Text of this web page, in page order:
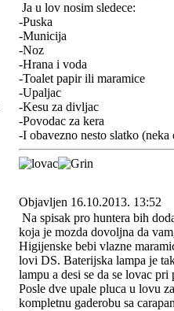
Ja u lov nosim sledece:
-Puska
-Municija
-Noz
-Hrana i voda
-Toalet papir ili maramice
-Upaljac
-Kesu za divljac
-Povodac za kera
-I obavezno nesto slatko
Objavljen 16.10.2013. 13:52
Na spisak pro huntera bih
koja je mozda dovoljna da
Higijenske bebi vlazne
lovi DS. Baterijska lampa je
lampu a desi se da se lovac
Posle dve upale pluca u lovu
kompletnu gaderobu sa